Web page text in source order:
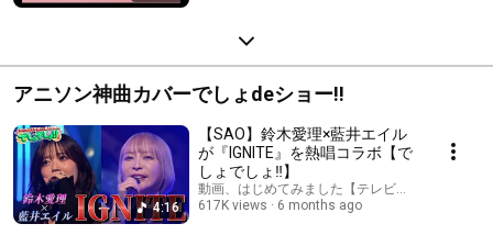
アニソン神曲カバーでしょdeショー!!
4:16
【SAO】鈴木愛理×藍井エイル
が『IGNITE』を熱唱コラボ【で
しょでしょ‼】
動画、はじめてみました【テレビ朝日公式】
617K views
6 months ago